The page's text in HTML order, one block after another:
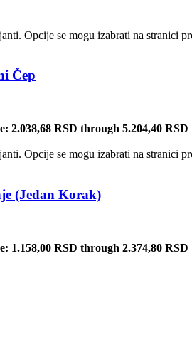
Opcije se mogu izabrati na stranici
Čep
2.038,68 RSD through 5.204,40 RSD
Opcije se mogu izabrati na stranici
(Jedan Korak)
1.158,00 RSD through 2.374,80 RSD